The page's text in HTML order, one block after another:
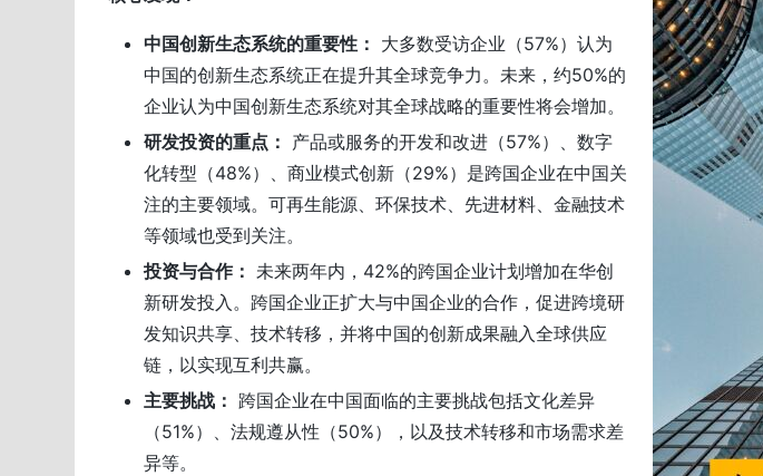
中国创新生态系统的重要性： 大多数受访企业（57%）认为
中国的创新生态系统正在提升其全球竞争力。未来，约50%的
企业认为中国创新生态系统对其全球战略的重要性将会增加。
研发投资的重点： 产品或服务的开发和改进（57%）、数字
化转型（48%）、商业模式创新（29%）是跨国企业在中国关
注的主要领域。可再生能源、环保技术、先进材料、金融技术
等领域也受到关注。
投资与合作： 未来两年内，42%的跨国企业计划增加在华创
新研发投入。跨国企业正扩大与中国企业的合作，促进跨境研
发知识共享、技术转移，并将中国的创新成果融入全球供应
链，以实现互利共赢。
主要挑战： 跨国企业在中国面临的主要挑战包括文化差异
（51%）、法规遵从性（50%），以及技术转移和市场需求差
异等。